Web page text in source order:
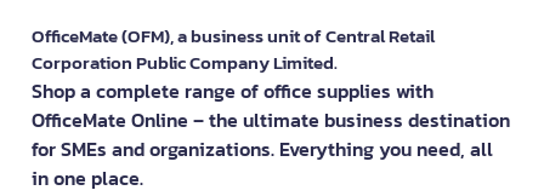
OfficeMate (OFM), a business unit of Central Retail
Corporation Public Company Limited.
Shop a complete range of office supplies with
OfficeMate Online – the ultimate business destination
for SMEs and organizations. Everything you need, all
in one place.